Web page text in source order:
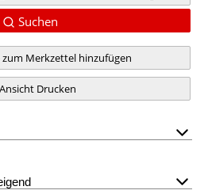
Suchen
zum Merkzettel hinzufügen
Drucken